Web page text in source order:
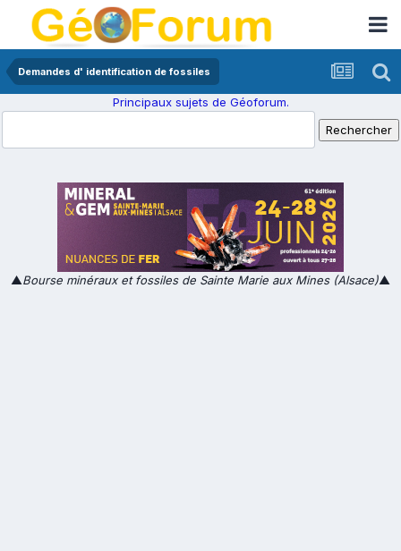
Demandes d' identification de fossiles
Principaux sujets de Géoforum.
▲Bourse minéraux et fossiles de Sainte Marie aux Mines (Alsace)▲